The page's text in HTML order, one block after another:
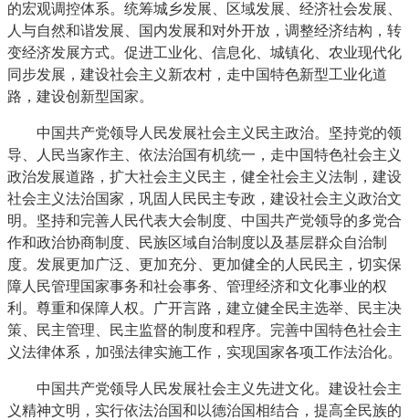
的宏观调控体系。统筹城乡发展、区域发展、经济社会发展、
人与自然和谐发展、国内发展和对外开放，调整经济结构，转
变经济发展方式。促进工业化、信息化、城镇化、农业现代化
同步发展，建设社会主义新农村，走中国特色新型工业化道
路，建设创新型国家。
中国共产党领导人民发展社会主义民主政治。坚持党的领
导、人民当家作主、依法治国有机统一，走中国特色社会主义
政治发展道路，扩大社会主义民主，健全社会主义法制，建设
社会主义法治国家，巩固人民民主专政，建设社会主义政治文
明。坚持和完善人民代表大会制度、中国共产党领导的多党合
作和政治协商制度、民族区域自治制度以及基层群众自治制
度。发展更加广泛、更加充分、更加健全的人民民主，切实保
障人民管理国家事务和社会事务、管理经济和文化事业的权
利。尊重和保障人权。广开言路，建立健全民主选举、民主决
策、民主管理、民主监督的制度和程序。完善中国特色社会主
义法律体系，加强法律实施工作，实现国家各项工作法治化。
中国共产党领导人民发展社会主义先进文化。建设社会主
义精神文明，实行依法治国和以德治国相结合，提高全民族的